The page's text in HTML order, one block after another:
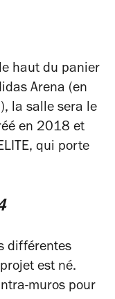
haut du panier
Arena (en
la salle sera le
en 2018 et
qui porte
différentes
est né.
muros pour